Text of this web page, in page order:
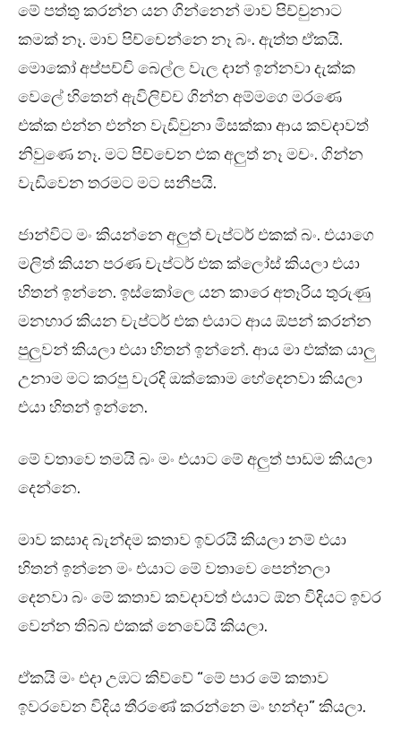
මේ පත්තු කරන්න යන ගින්නෙන් මාව පිච්චුනාට
කමක් නෑ. මාව පිච්චෙන්නෙ නෑ බං. ඇත්ත ඒකයි.
මොකෝ අප්පච්චි බෙල්ල වැල දාන් ඉන්නවා දැක්ක
වෙලේ හිතෙන් ඇවිලිච්ච ගින්න අම්මගෙ මරණෙ
එක්ක එන්න එන්න වැඩිවුනා මිසක්කා ආය කවදාවත්
නිවුණෙ නෑ. මට පිච්චෙන එක අලුත් නෑ මචං. ගින්න
වැඩිවෙන තරමට මට සනීපයි.
ජාන්විට මං කියන්නෙ අලුත් චැප්ටර් එකක් බං. එයාගෙ
මලිත් කියන පරණ චැප්ටර් එක ක්ලෝස් කියලා එයා
හිතන් ඉන්නෙ. ඉස්කෝලෙ යන කාරෙ අතෑරිය තුරුණු
මනහාර කියන චැප්ටර් එක එයාට ආය ඕපන් කරන්න
පුලුවන් කියලා එයා හිතන් ඉන්නේ. ආය මා එක්ක යාලු
උනාම මට කරපු වැරදි ඔක්කොම හේදෙනවා කියලා
එයා හිතන් ඉන්නෙ.
මේ වතාවෙ තමයි බං මං එයාට මේ අලුත් පාඩම කියලා
දෙන්නෙ.
මාව කසාද බැන්දම කතාව ඉවරයි කියලා නම් එයා
හිතන් ඉන්නෙ මං එයාට මේ වතාවෙ පෙන්නලා
දෙනවා බං මේ කතාව කවදාවත් එයාට ඕන විදියට ඉවර
වෙන්න තිබ්බ එකක් නෙවෙයි කියලා.
ඒකයි මං එදා උඹට කිව්වේ “මේ පාර මේ කතාව
ඉවරවෙන විදිය තීරණේ කරන්නෙ මං හන්දා” කියලා.